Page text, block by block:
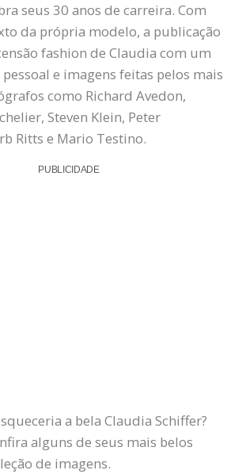
seus 30 anos de carreira. Com
da própria modelo, a publicação
fashion de Claudia com um
e imagens feitas pelos mais
como Richard Avedon,
Steven Klein, Peter
Ritts e Mario Testino.
PUBLICIDADE
a bela Claudia Schiffer?
alguns de seus mais belos
de imagens.